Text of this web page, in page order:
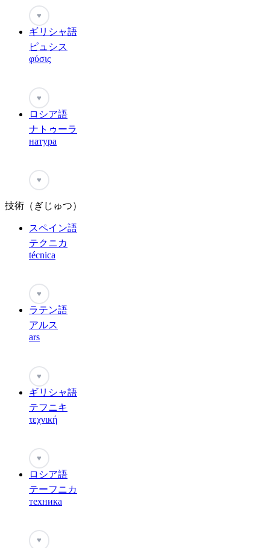
♥
ギリシャ語
ピュシス
φύσις
♥
ロシア語
ナトゥーラ
натура
♥
技術（ぎじゅつ）
スペイン語
テクニカ
técnica
♥
ラテン語
アルス
ars
♥
ギリシャ語
テフニキ
τεχνική
♥
ロシア語
テーフニカ
техника
♥